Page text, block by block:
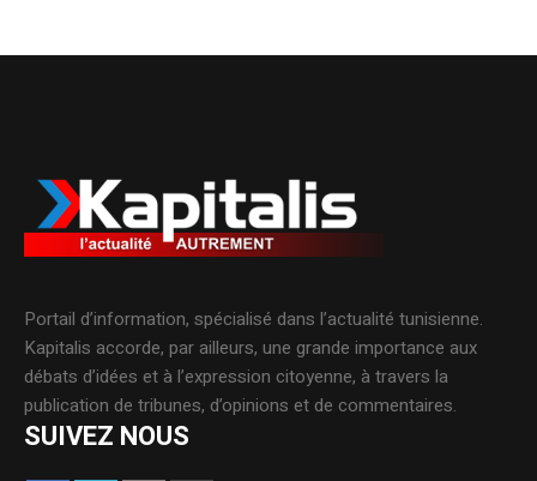
Portail d’information, spécialisé dans l’actualité tunisienne.
Kapitalis accorde, par ailleurs, une grande importance aux
débats d’idées et à l’expression citoyenne, à travers la
publication de tribunes, d’opinions et de commentaires.
SUIVEZ NOUS